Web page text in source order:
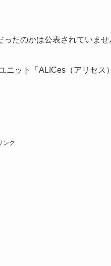
たのかは公表されていませ
ニット「ALICes（アリセス
ンク